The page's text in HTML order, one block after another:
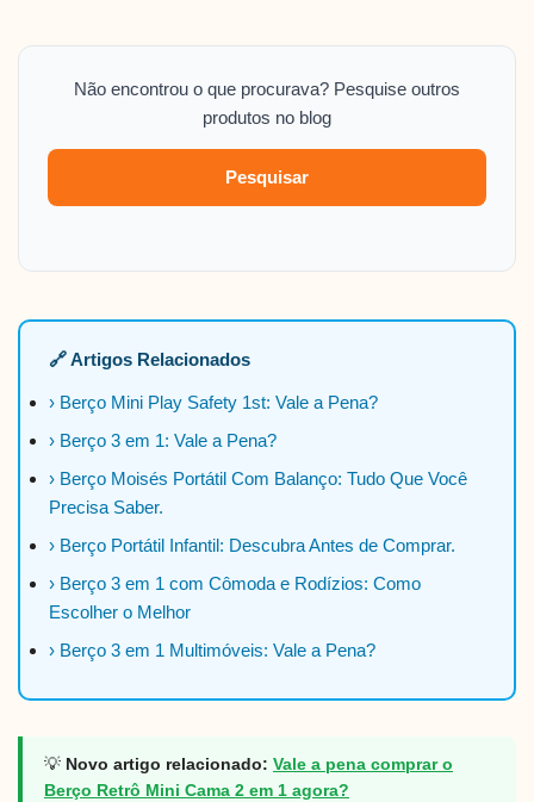
Não encontrou o que procurava? Pesquise outros
produtos no blog
Pesquisar
🔗 Artigos Relacionados
› Berço Mini Play Safety 1st: Vale a Pena?
› Berço 3 em 1: Vale a Pena?
› Berço Moisés Portátil Com Balanço: Tudo Que Você
Precisa Saber.
› Berço Portátil Infantil: Descubra Antes de Comprar.
› Berço 3 em 1 com Cômoda e Rodízios: Como
Escolher o Melhor
› Berço 3 em 1 Multimóveis: Vale a Pena?
💡 Novo artigo relacionado: Vale a pena comprar o
Berço Retrô Mini Cama 2 em 1 agora?